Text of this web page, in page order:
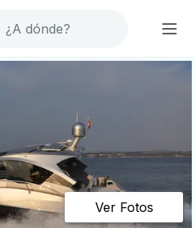
Ver Fotos